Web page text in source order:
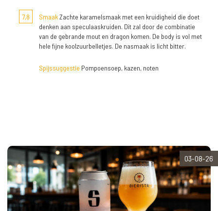
7,8 SmaakZachte karamelsmaak met een kruidigheid die doet
denken aan speculaaskruiden. Dit zal door de combinatie
van de gebrande mout en dragon komen. De body is vol met
hele fijne koolzuurbelletjes. De nasmaak is licht bitter.
Spijssuggestie Pompoensoep, kazen, noten
03-08-26